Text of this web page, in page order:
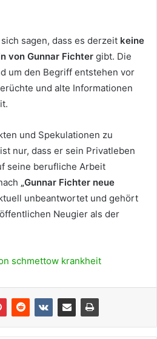
sagen, dass es derzeit keine
von Gunnar Fichter gibt. Die
um den Begriff entstehen vor
und alte Informationen
und Spekulationen zu
nur, dass er sein Privatleben
seine berufliche Arbeit
„Gunnar Fichter neue
unbeantwortet und gehört
Neugier als der
schmettow krankheit